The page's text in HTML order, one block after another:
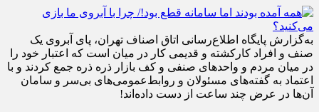
به‌گزارش پایگاه اطلاع‌رسانی اتاق اصناف تهران، پای آبروی یک
صنف و افراد کارکشته و قدیمی کار در میان است که اعتبار خود را
در میان مردم و واحدهای صنفی و کف بازار ذره ذره جمع کردند و با
اعتماد به گفته‌های مسئولان و روابط‌عمومی‌های بی‌سر و سامان
آن‌ها در عرض چند ساعت از دست داده‌اند!